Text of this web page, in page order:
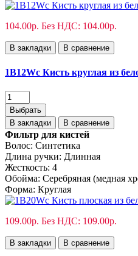
104.00р. Без НДС: 104.00р.
В закладки В сравнение
1B12Wс Кисть круглая из
Выбрать
В закладки
В сравнение
Фильтр для кистей
Волос: Синтетика
Длина ручки: Длинная
Жесткость: 4
Обойма: Cеребряная (медная
Форма: Круглая
109.00р. Без НДС: 109.00р.
В закладки В сравнение